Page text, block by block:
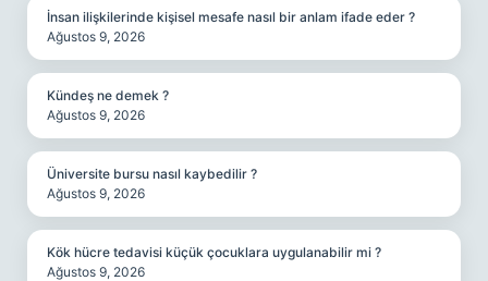
İnsan ilişkilerinde kişisel mesafe nasıl bir anlam ifade eder ?
Ağustos 9, 2026
Kündeş ne demek ?
Ağustos 9, 2026
Üniversite bursu nasıl kaybedilir ?
Ağustos 9, 2026
Kök hücre tedavisi küçük çocuklara uygulanabilir mi ?
Ağustos 9, 2026